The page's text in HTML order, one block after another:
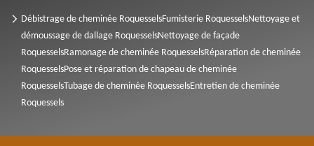
Débistrage de cheminée RoquesselsFumisterie RoquesselsNettoyage et
démoussage de dallage RoquesselsNettoyage de façade
RoquesselsRamonage de cheminée RoquesselsRéparation de cheminée
RoquesselsPose et réparation de chapeau de cheminée
RoquesselsTubage de cheminée RoquesselsEntretien de cheminée
Roquessels